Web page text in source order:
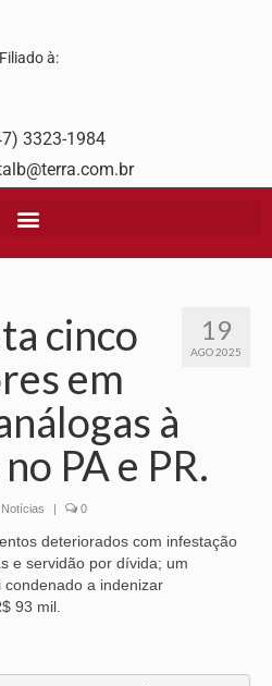
Filiado à:
3323-1984
19
AGO 2025
cinco
em
à
PA e PR.
Notícias 0
deteriorados com infestação
e servidão por dívida; um
a indenizar
93 mil.